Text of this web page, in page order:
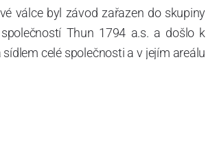
válce byl závod zařazen do skupiny
Thun 1794 a.s. a došlo k
celé společnosti a v jejím areálu